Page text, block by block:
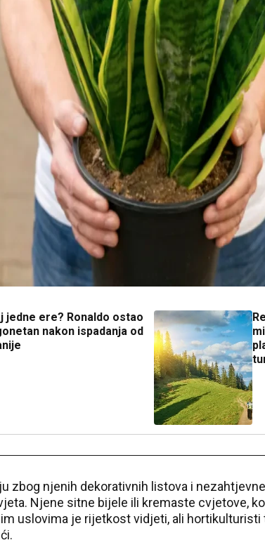
jedne ere? Ronaldo ostao
nakon ispadanja od
zbog njenih dekorativnih listova i
Njene sitne bijele ili kremaste cvjetove,
uslovima je rijetkost vidjeti, ali hortikulturisti